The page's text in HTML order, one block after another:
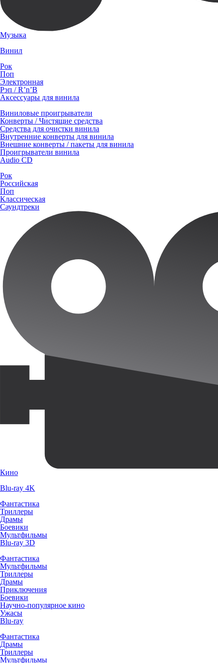
Музыка
Винил
Рок
Поп
Электронная
Рэп / R’n’B
Аксессуары для винила
Виниловые проигрыватели
Конверты / Чистящие средства
Средства для очистки винила
Внутренние конверты для винила
Внешние конверты / пакеты для винила
Проигрыватели винила
Audio CD
Рок
Российская
Поп
Классическая
Саундтреки
Кино
Blu-ray 4K
Фантастика
Триллеры
Драмы
Боевики
Мультфильмы
Blu-ray 3D
Фантастика
Мультфильмы
Триллеры
Драмы
Приключения
Боевики
Научно-популярное кино
Ужасы
Blu-ray
Фантастика
Драмы
Триллеры
Мультфильмы